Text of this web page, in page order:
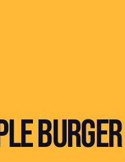
BURGER